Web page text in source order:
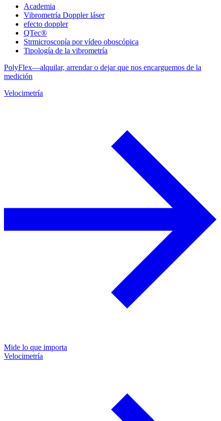
Academia
Vibrometría Doppler láser
efecto doppler
QTec®
Strmicroscopía por vídeo oboscópica
Tipología de la vibrometría
PolyFlex—alquilar, arrendar o dejar que nos encarguemos de la
medición
Velocimetría
Mide lo que importa
Velocimetría